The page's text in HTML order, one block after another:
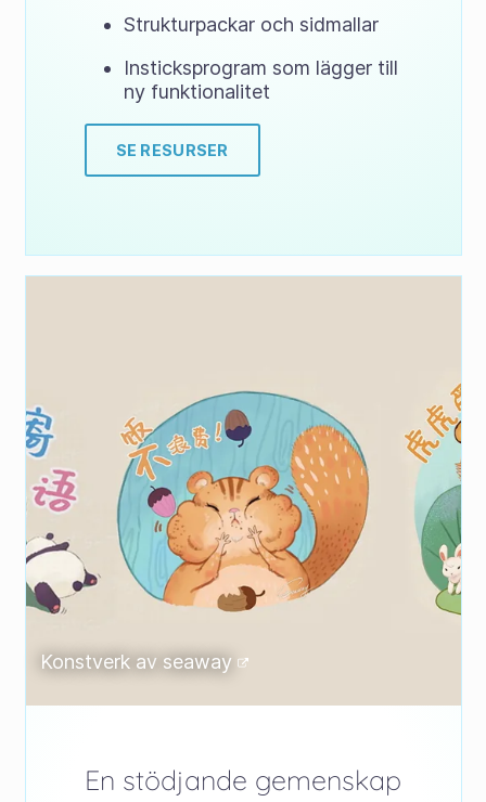
Strukturpackar och sidmallar
Insticksprogram som lägger till
ny funktionalitet
SE RESURSER
Konstverk av seaway
En stödjande gemenskap